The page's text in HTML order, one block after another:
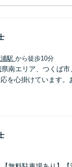
駅 から徒歩10分
県南エリア、つくば
を心掛けています。